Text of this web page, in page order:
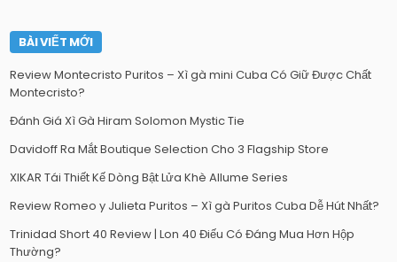
BÀI VIẾT MỚI
Review Montecristo Puritos – Xì gà mini Cuba Có Giữ Được Chất
Montecristo?
Đánh Giá Xì Gà Hiram Solomon Mystic Tie
Davidoff Ra Mắt Boutique Selection Cho 3 Flagship Store
XIKAR Tái Thiết Kế Dòng Bật Lửa Khè Allume Series
Review Romeo y Julieta Puritos – Xì gà Puritos Cuba Dễ Hút Nhất?
Trinidad Short 40 Review | Lon 40 Điếu Có Đáng Mua Hơn Hộp
Thường?